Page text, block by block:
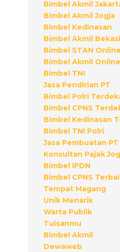
Bimbel Akmil
Bimbel Akmil Jogja
Bimbel Kedinasan
Bimbel Akmil Bekasi
Bimbel STAN Online
Bimbel Akmil Online
Bimbel TNI
Jasa Pendirian PT
Bimbel Polri
Bimbel CPNS
Bimbel Kedinasan
Bimbel TNI Polri
Jasa Pembuatan PT
Konsultan Pajak
Bimbel IPDN
Bimbel CPNS
Tempat Magang
Unik Menarik
Warta Publik
Tuisanmu
Bimbel Akmil
Dewaweb